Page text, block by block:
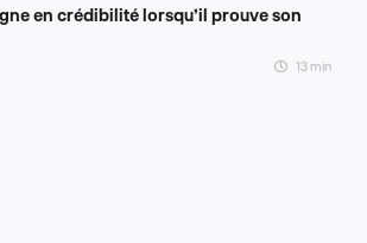
en crédibilité lorsqu’il prouve son
13 min